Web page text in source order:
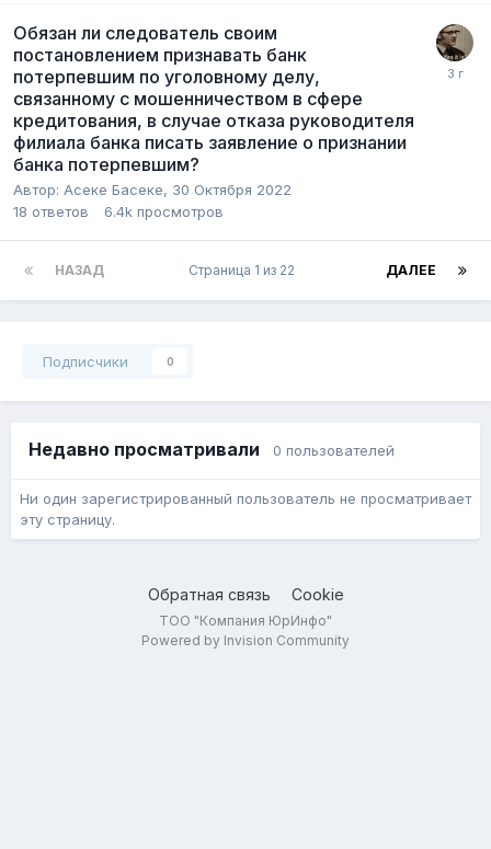
Обязан ли следователь своим
постановлением признавать банк
потерпевшим по уголовному делу,
связанному с мошенничеством в сфере
кредитования, в случае отказа руководителя
филиала банка писать заявление о признании
банка потерпевшим?
Автор: Асеке Басеке, 30 Октября 2022
18 ответов 6.4k просмотров
НАЗАД ДАЛЕЕ
Страница 1 из 22
Подписчики 0
Недавно просматривали 0 пользователей
Ни один зарегистрированный пользователь не просматривает
эту страницу.
Обратная связь Cookie
ТОО "Компания ЮрИнфо"
Powered by Invision Community